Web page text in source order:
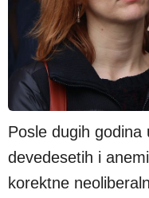
Posle dugih godina
devedesetih i
korektne